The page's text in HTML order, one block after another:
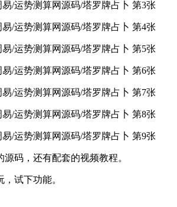
码，还有配套的视频教程。
试下功能。